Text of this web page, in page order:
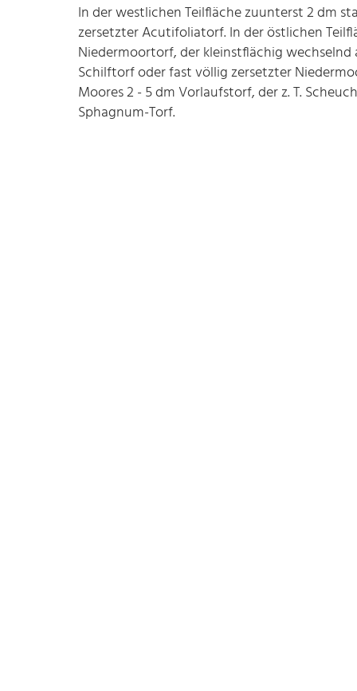
In der westlichen Teilfläche zuunterst 2 dm
zersetzter Acutifoliatorf. In der östlichen
Niedermoortorf, der kleinstflächig
Schilftorf oder fast völlig zersetzter
Moores 2 - 5 dm Vorlaufstorf, der z. T.
Sphagnum-Torf.